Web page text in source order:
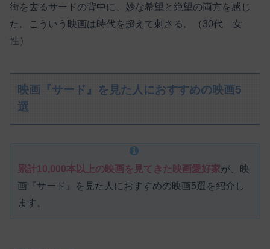
街を去るサードの背中に、妙な希望と絶望の両方を感じ
た。こういう映画は時代を超えて刺さる。（30代 女
性）
映画『サード』を見た人におすすめの映画5
選
累計10,000本以上の映画を見てきた映画愛好家が、映
画『サード』を見た人におすすめの映画5選を紹介し
ます。